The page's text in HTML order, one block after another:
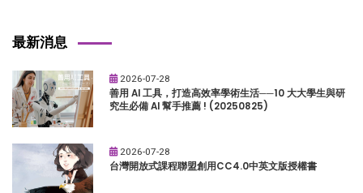
最新消息
2026-07-28
善用 AI 工具，打造高效率學術生活──10 大大學生與研
究生必備 AI 幫手推薦 ! (20250825)
2026-07-28
台灣開放式課程聯盟創用CC4.0中英文版授權書